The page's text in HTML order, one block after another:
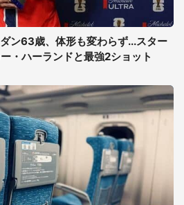
ン63歳、体形も変わらず...スター
・ハーランドと最強2ショット